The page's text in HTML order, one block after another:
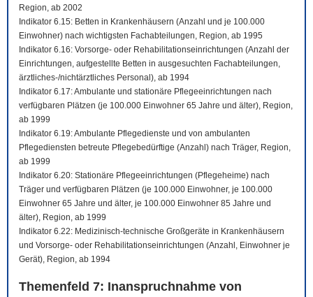
Region, ab 2002
Indikator 6.15: Betten in Krankenhäusern (Anzahl und je 100.000
Einwohner) nach wichtigsten Fachabteilungen, Region, ab 1995
Indikator 6.16: Vorsorge- oder Rehabilitationseinrichtungen (Anzahl der
Einrichtungen, aufgestellte Betten in ausgesuchten Fachabteilungen,
ärztliches-/nichtärztliches Personal), ab 1994
Indikator 6.17: Ambulante und stationäre Pflegeeinrichtungen nach
verfügbaren Plätzen (je 100.000 Einwohner 65 Jahre und älter), Region,
ab 1999
Indikator 6.19: Ambulante Pflegedienste und von ambulanten
Pflegediensten betreute Pflegebedürftige (Anzahl) nach Träger, Region,
ab 1999
Indikator 6.20: Stationäre Pflegeeinrichtungen (Pflegeheime) nach
Träger und verfügbaren Plätzen (je 100.000 Einwohner, je 100.000
Einwohner 65 Jahre und älter, je 100.000 Einwohner 85 Jahre und
älter), Region, ab 1999
Indikator 6.22: Medizinisch-technische Großgeräte in Krankenhäusern
und Vorsorge- oder Rehabilitationseinrichtungen (Anzahl, Einwohner je
Gerät), Region, ab 1994
Themenfeld 7: Inanspruchnahme von